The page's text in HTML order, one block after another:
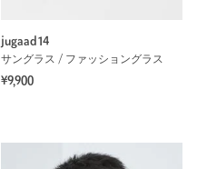
jugaad14
サングラス / ファッショングラス
¥9,900